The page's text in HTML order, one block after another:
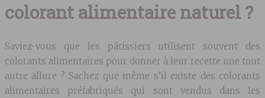
colorant alimentaire naturel ?
Saviez-vous que les pâtissiers utilisent souvent des
colorants alimentaires pour donner à leur recette une tout
autre allure ? Sachez que même s’il existe des colorants
alimentaires préfabriqués qui sont vendus dans les